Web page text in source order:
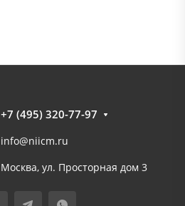
+7 (495) 320-77-97
info@niicm.ru
Москва, ул. Просторная дом 3